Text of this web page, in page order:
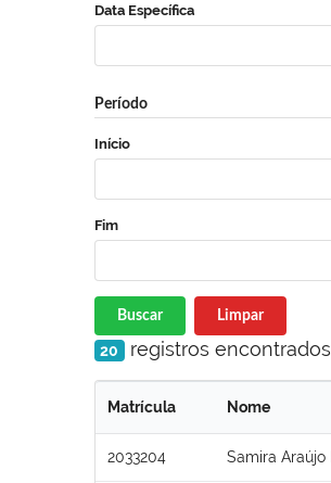
Data Específica
Período
Início
Fim
Buscar Limpar
20 registros
Matrícula Nome
2033204 Samira Araújo